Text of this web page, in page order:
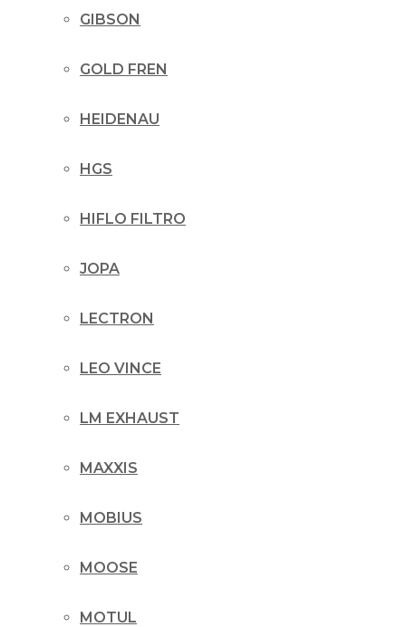
GIBSON
GOLD FREN
HEIDENAU
HGS
HIFLO FILTRO
JOPA
LECTRON
LEO VINCE
LM EXHAUST
MAXXIS
MOBIUS
MOOSE
MOTUL